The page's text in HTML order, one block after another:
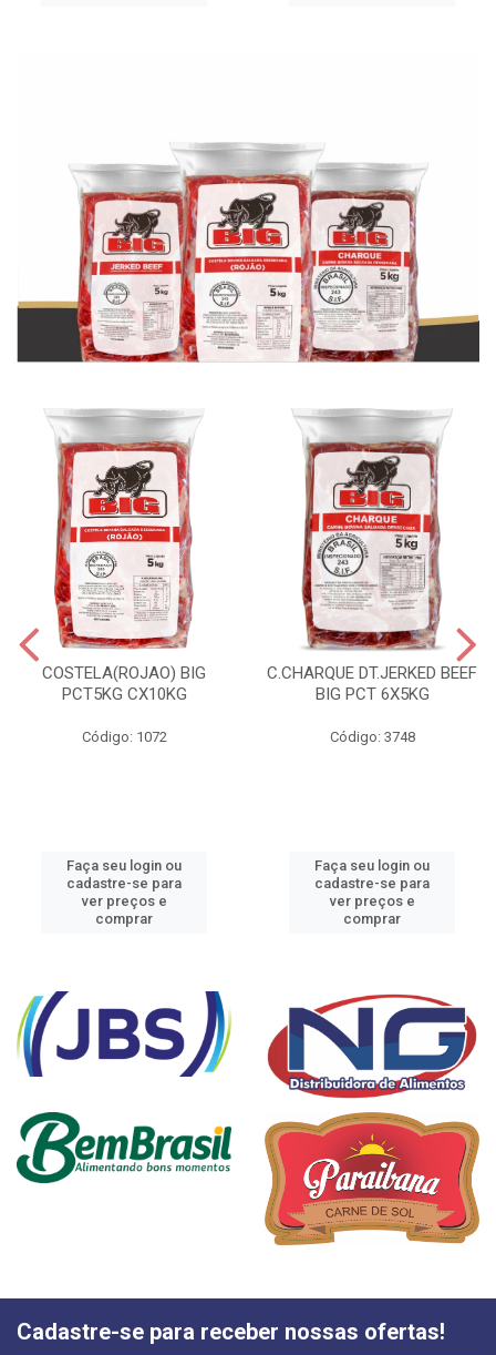
COSTELA(ROJAO) BIG
PCT5KG CX10KG
Código: 1072
Faça seu login ou
cadastre-se para
ver preços e
comprar
C.CHARQUE DT.JERKED BEEF
BIG PCT 6X5KG
Código: 3748
Faça seu login ou
cadastre-se para
ver preços e
comprar
Cadastre-se para receber nossas ofertas!